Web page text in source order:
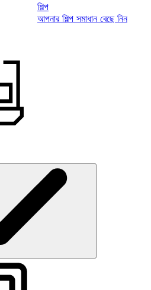
শিল্প
আপনার শিল্প সমাধান বেছে নিন